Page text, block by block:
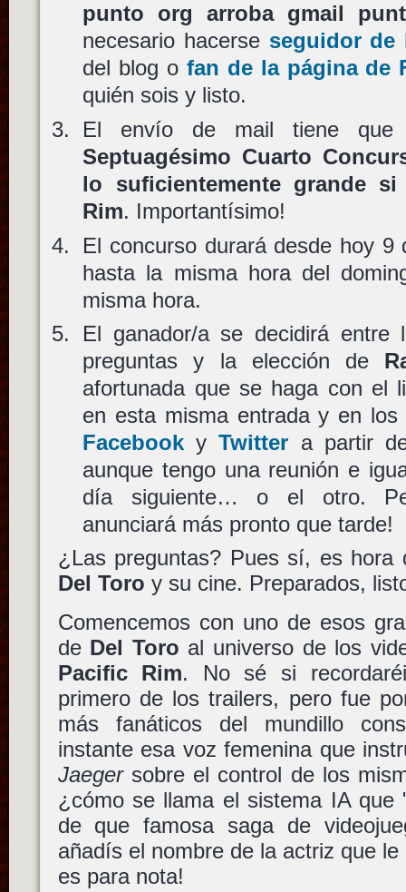
punto org arroba gmail
necesario hacerse seguidor de
del blog o fan de la página de
quién sois y listo.
El envío de mail tiene
Septuagésimo Cuarto
lo suficientemente grande
Rim. Importantísimo!
El concurso durará desde hoy 9
hasta la misma hora del
misma hora.
El ganador/a se decidirá entre
preguntas y la elección de
afortunada que se haga con el
en esta misma entrada y en los
Facebook yTwitter a partir
aunque tengo una reunión e
día siguiente… o el otro.
anunciará más pronto que tarde!
¿Las preguntas? Pues sí, es hora
Del Toro y su cine. Preparados,
Comencemos con uno de esos
de Del Toro al universo de los
Pacific Rim. No sé si
primero de los trailers, pero fue
más fanáticos del mundillo
instante esa voz femenina que
Jaegersobre el control de los
¿cómo se llama el sistema IA
de que famosa saga de
añadís el nombre de la actriz que
es para nota!